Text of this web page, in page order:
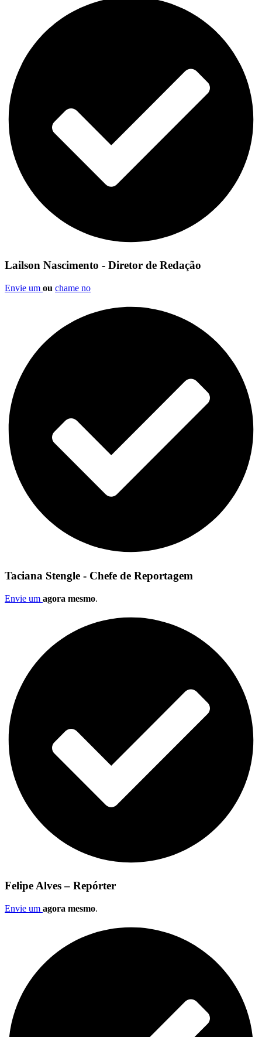
Lailson Nascimento - Diretor de Redação
Envie um ou chame no
Taciana Stengle - Chefe de Reportagem
Envie um agora mesmo.
Felipe Alves – Repórter
Envie um agora mesmo.